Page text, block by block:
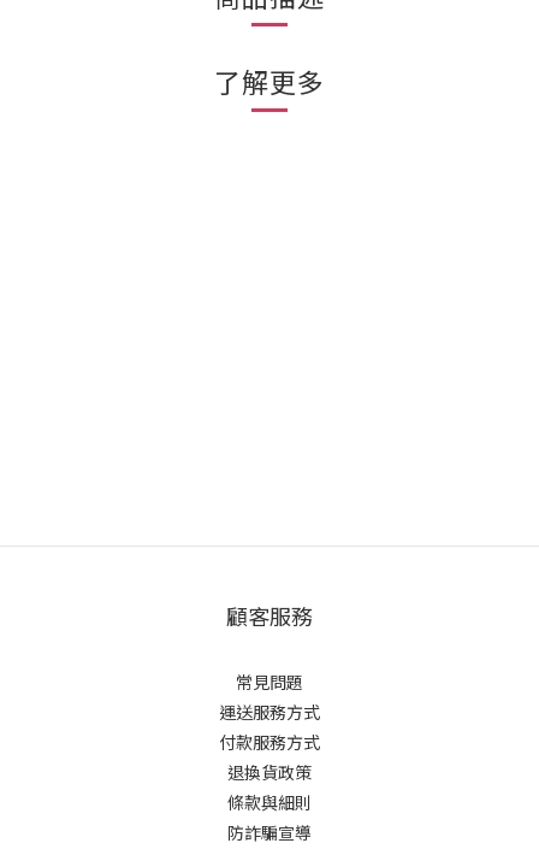
了解更多
顧客服務
常見問題
運送服務方式
付款服務方式
退換貨政策
條款與細則
防詐騙宣導